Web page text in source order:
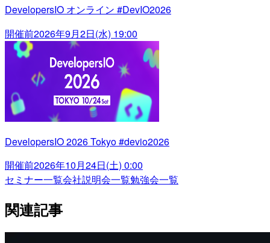
DevelopersIO オンライン #DevIO2026
開催前2026年9月2日(水) 19:00
DevelopersIO 2026 Tokyo #devio2026
開催前2026年10月24日(土) 0:00
セミナー一覧会社説明会一覧勉強会一覧
関連記事